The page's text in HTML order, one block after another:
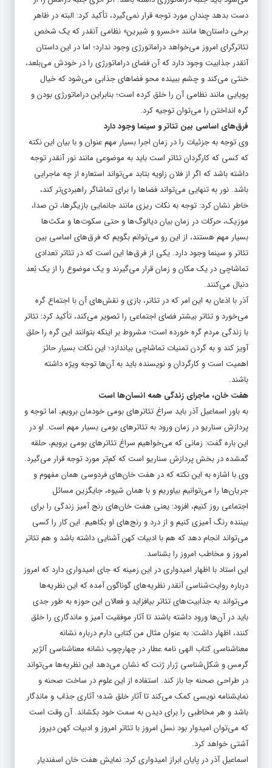
دست بدهد چندان مورد توجه قرار نمی‌گیرد، تأکید کرد: البته در ظاهر
برخی داستان‌ها مانند «خسرو و شیرین» نظامی آنقدر که یک شخص
تئاترگرای امروز می‌خواهد دراماتورژی وجود ندارد؛ اما در این داستان
آنقدر جذابیت وجود دارد که آن فضای دراماتورژی را در خودش می‌بلعد،
خنثی می‌کند و چشم ببینده محو فضا‌های جذابی می‌شود که خیال
پویایی مانند نظامی آن را خلق کرده است؛ بنابراین دراماتورژی بودن و
گره انداختن را می‌توان توجیه کرد.
فرق‌های اساسی بین تئاتر و سینما وجود دارد
وی توجه به جزئیات را در زمان اجرا بسیار مهم عنوان و با بیان این نکته
که کسی که کارگردان تئاتر است باید به موضوعی مانند نور آنقدر توجه
داشته باشد که اگر از فلان زاویه بتابد می‌تواند استعاره از چه ماجرایی
باشد. نور به تنهایی می‌تواند فضا‌ها را برای تماشاگر راهبردی‌تر کند،
خاطر نشان کرد: توجه به نکات ریزی مانند جانمایی بازیگرها، تن صدا،
موزیک، حرکات در زمان بیان دیالوگ‌ها و حتی سکوت‌ها و مکث‌ها
بسیار مهم هستند، از این رو می‌توانم بگویم که فرق‌های اساسی بین
تئاتر و سینما وجود دارد. یکی از فرق‌ها این است که در تئاتر تعدادی
تماشاچی در یک مکان و زمان قرار می‌گیرند و یک موضوع را از یک بُعد
دنبال می‌کنند.
آذر با اذعان به این امر که در تئاتر، بازی و نقش‌های آن با اجتماع گره
می‌خورد و تئاتر بیشتر فضای اجتماعی را تصویر می‌کند، تأکید کرد: تئاتر
با زندگی مردم گره خورده است؛ مشروط بر اینکه بتوانند این گره را حلق
آویز کند و به گردن تمنیات تماشاچی بیاندازد؛ این نکات بسیار حائز
اهمیت است و کارگردان و نویسنده باید به آن‌ها توجه ویژه داشته
باشند.
هفت خان، ماجرای زندگی همه انسان‌ها است
به باور اسماعیل آذر باید سراغ تئاتر‌های بومی خودمان برویم، اما توجه و
پردازش سناریو در زمان ورود به تئاتر‌های بومی بسیار مهم است. او در
این باره گفت: زمانی که می‌خواهیم سراغ تئاتر‌های بومی برویم، حلقه
گمشده در بخش پردازش سناریو است که کم‌تر مورد توجه قرار می‌گیرد.
وی با اشاره به این نکته که در هفت خان‌های فردوسی همان مفهوم و
جریان‌ها را می‌توانیم بیاوریم و با همان شیوه، جایگزین مسائل
اجتماعی روز کنیم، افزود: یعنی هفت خان‌های رنج آمیز زندگی را برای
بیننده رنگ آمیزی کنیم و از درد و رنج‌های او بکاهیم. این کار را کسی
می‌تواند انجام دهد که هم با ادبیات کهن آشنایی داشته باشد و هم تئاتر
امروز و مخاطب امروز را بشناسد.
این استاد با اظهار امیدواری در این زمینه که جای امیدواری دارد که امروز
درباره روایت‌شناسی آنقدر نظریه‌های گوناگون آمده که این نظریه‌ها
می‌تواند به جذابیت‌های تئاتر بیافزاید و فعالان این حوزه به طور جدی
باید در آن‌ها ورود داشته باشند تا آثار موفقیت آمیز و ماندگاری را خلق
کنند، اظهار داشت: به عنوان مثال من کتابی دارم درباره نشانه
معناشناسی کتاب الهی نامه عطار در چهارچوب نشانه معناشناسی آلژیر
گرمس و شکل‌شناسی ژرار ژنت که نشان می‌دهد این نظریه‌ها می‌تواند
در طراحی صحنه جا باز کند. استفاده از این علوم در ساخت صحنه و
نمایشنامه نویسی کمک می‌کند تا آثار خلق شده؛ آثاری جذاب و ماندگار
باشد و هر مخاطبی را برای دیدن به سمت خود بکشاند. آن وقت است
که می‌توان امیدوار بود نسل امروز با تئاتر امروز و ادبیات کهن دیروز
آشتی خواهد کرد.
اسماعیل آذر در پایان ابراز امیدواری کرد: نمایش هفت خان اسفندیار